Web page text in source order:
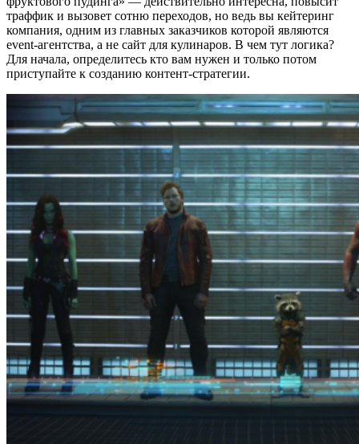
траффик и вызовет сотню переходов, но ведь вы кейтеринг
компания, одним из главных заказчиков которой являются
event-агентства, а не сайт для кулинаров. В чем тут логика?
Для начала, определитесь кто вам нужен и только потом
приступайте к созданию контент-стратегии.